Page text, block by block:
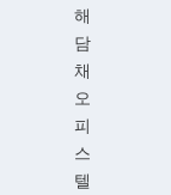
해
담
채
오
피
스
텔